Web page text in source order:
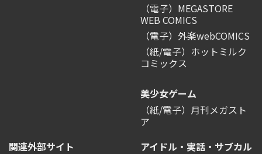
（電子）MEGASTORE
WEB COMICS
（電子）外楽webCOMICS
（紙/電子）ホットミルク
コミックス
美少女ゲーム
（紙/電子）月刊メガスト
ア
関連外部サイト
アイドル・実話・サブカル